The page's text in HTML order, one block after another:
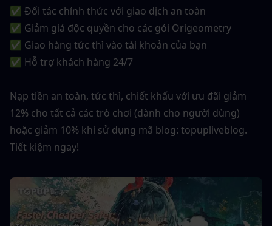
✅ Đối tác chính thức với giao dịch an toàn
✅ Giảm giá độc quyền cho các gói Origeometry
✅ Giao hàng tức thì vào tài khoản của bạn
✅ Hỗ trợ khách hàng 24/7
Nạp tiền an toàn, tức thì, chiết khấu với ưu đãi giảm
12% cho tất cả các trò chơi (dành cho người dùng)
hoặc giảm 10% khi sử dụng mã blog: topupliveblog.
Tiết kiệm ngay!